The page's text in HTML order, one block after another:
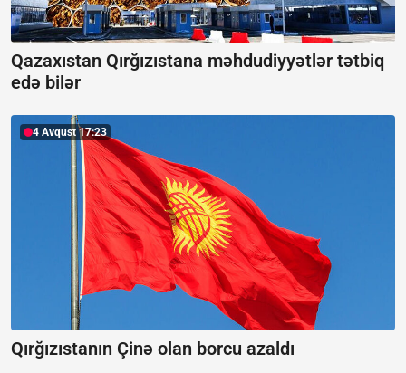
Qazaxıstan Qırğızıstana məhdudiyyətlər tətbiq
edə bilər
4 Avqust 17:23
Qırğızıstanın Çinə olan borcu azaldı